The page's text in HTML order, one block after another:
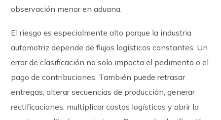
observación menor en aduana.
El riesgo es especialmente alto porque la industria
automotriz depende de flujos logísticos constantes. Un
error de clasificación no solo impacta el pedimento o el
pago de contribuciones. También puede retrasar
entregas, alterar secuencias de producción, generar
rectificaciones, multiplicar costos logísticos y abrir la